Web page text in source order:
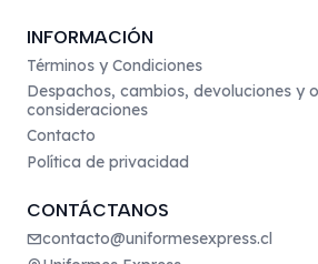
INFORMACIÓN
Términos y Condiciones
Despachos, cambios, devoluciones y
consideraciones
Contacto
Política de privacidad
CONTÁCTANOS
contacto@uniformesexpress.cl